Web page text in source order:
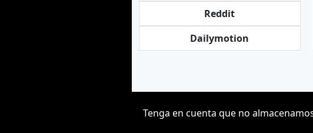
Reddit
Dailymotion
Tenga en cuenta que no